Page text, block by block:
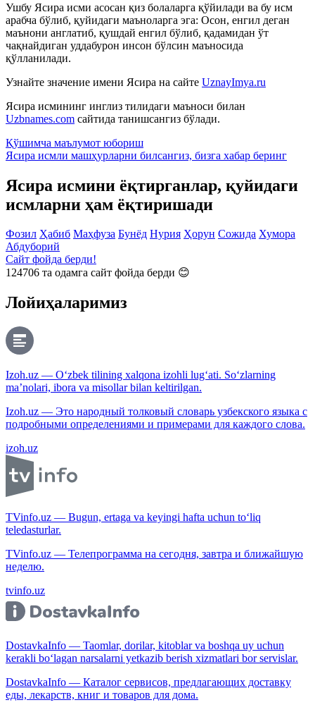
Ушбу Ясира исми асосан қиз болаларга қўйилади ва бу исм
арабча бўлиб, қуйидаги маъноларга эга: Осон, енгил деган
маънони англатиб, қушдай енгил бўлиб, қадамидан ўт
чақнайдиган уддабурон инсон бўлсин маъносида
қўлланилади.
Узнайте значение имени Ясира на сайте UznayImya.ru
Ясира исмининг инглиз тилидаги маъноси билан
Uzbnames.com сайтида танишсангиз бўлади.
Қўшимча маълумот юбориш
Ясира исмли машҳурларни билсангиз, бизга хабар беринг
Ясира исмини ёқтирганлар, қуйидаги
исмларни ҳам ёқтиришади
Фозил Ҳабиб Маҳфуза Бунёд Нурия Ҳорун Сожида Хумора
Абдуборий
Сайт фойда берди!
124706 та одамга сайт фойда берди 😊
Лойиҳаларимиз
Izoh.uz — O‘zbek tilining xalqona izohli lug‘ati. So‘zlarning
ma’nolari, ibora va misollar bilan keltirilgan.
Izoh.uz — Это народный толковый словарь узбекского языка с
подробными определениями и примерами для каждого слова.
izoh.uz
TVinfo.uz — Bugun, ertaga va keyingi hafta uchun to‘liq
teledasturlar.
TVinfo.uz — Телепрограмма на сегодня, завтра и ближайшую
неделю.
tvinfo.uz
DostavkaInfo — Taomlar, dorilar, kitoblar va boshqa uy uchun
kerakli bo‘lagan narsalarni yetkazib berish xizmatlari bor servislar.
DostavkaInfo — Каталог сервисов, предлагающих доставку
еды, лекарств, книг и товаров для дома.